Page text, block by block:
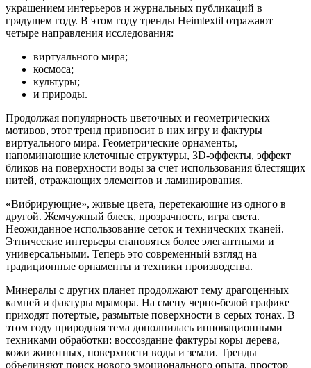
украшением интерьеров и журнальных публикаций в
грядущем году. В этом году тренды Heimtextil отражают
четыре направления исследования:
виртуального мира;
космоса;
культуры;
и природы.
Продолжая популярность цветочных и геометрических
мотивов, этот тренд привносит в них игру и фактуры
виртуального мира. Геометрические орнаменты,
напоминающие клеточные структуры, 3D-эффекты, эффект
бликов на поверхности воды за счет использования блестящих
нитей, отражающих элементов и ламинирования.
«Вибрирующие», живые цвета, перетекающие из одного в
другой. Жемчужный блеск, прозрачность, игра света.
Неожиданное использование сеток и технических тканей.
Этнические интерьеры становятся более элегантными и
универсальными. Теперь это современный взгляд на
традиционные орнаменты и техники производства.
Минералы с других планет продолжают тему драгоценных
камней и фактуры мрамора. На смену черно-белой графике
приходят потертые, размытые поверхности в серых тонах. В
этом году природная тема дополнилась инновационными
техниками обработки: воссоздание фактуры коры дерева,
кожи животных, поверхности воды и земли. Тренды
объединяют поиск нового эмоционального опыта, простор